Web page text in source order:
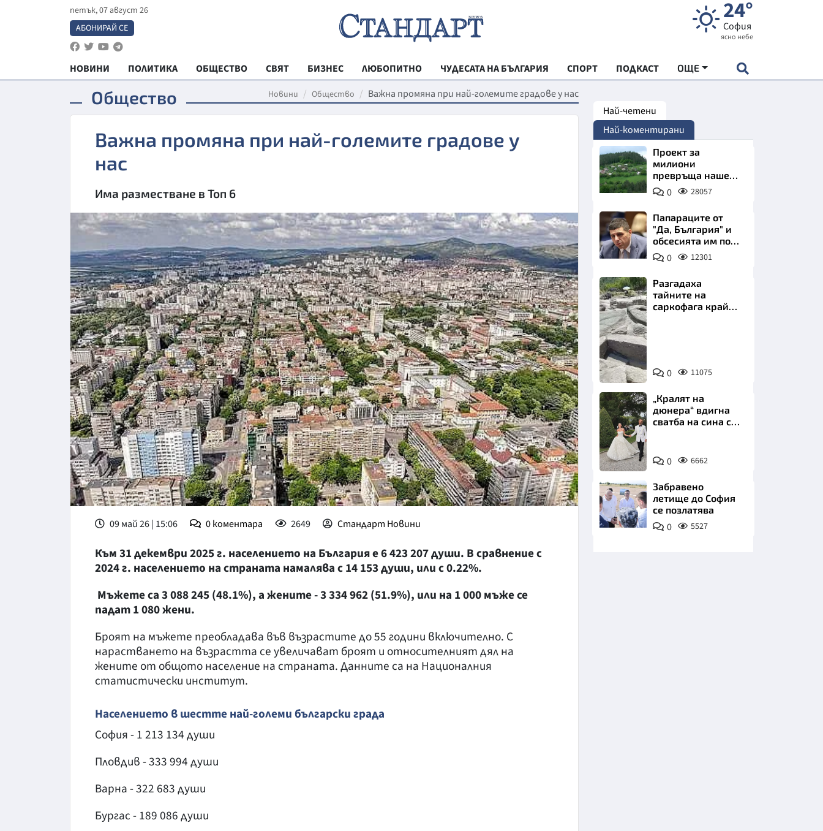
петък, 07 август 26
АБОНИРАЙ СЕ
24°
София
ясно небе
НОВИНИ ПОЛИТИКА ОБЩЕСТВО СВЯТ БИЗНЕС ЛЮБОПИТНО ЧУДЕСАТА НА БЪЛГАРИЯ СПОРТ ПОДКАСТ ОЩЕ
РЕГИОНАЛНИ
ВЕСТНИК СТАНДАРТ
МЛАДЕЖКА АКАДЕМИЯ "ЧУДЕСАТА НА БЪЛГАРИЯ"
ТЕХНОЛОГИИ
ДА!НА БЪЛГАРСКАТА ХРАНА
ДА! НА БЪЛГАРСКАТА ИКОНОМИКА
КУЛТУРА
ПРАВОСЪДИЕ
КРИМИ
КИБЕРЗАЩИТНИЦИ
ВЯРА
ОБЯВИ
ВОЙНАТА В УКРАЙНА
ВРЕМЕТО
Общество Новини Общество Важна промяна при най-големите градове у нас
Важна промяна при най-големите градове у
нас
Има разместване в Топ 6
09 май 26 | 15:06 0коментара 2649 Стандарт Новини
Към 31 декември 2025 г. населението на България е 6 423 207 души. В сравнение с
2024 г. населението на страната намалява с 14 153 души, или с 0.22%.
Мъжете са 3 088 245 (48.1%), а жените - 3 334 962 (51.9%), или на 1 000 мъже се
падат 1 080 жени.
Броят на мъжете преобладава във възрастите до 55 години включително. С
нарастването на възрастта се увеличават броят и относителният дял на
жените от общото население на страната. Данните са на Националния
статистически институт.
Населението в шестте най-големи български града
София - 1 213 134 души
Пловдив - 333 994 души
Варна - 322 683 души
Бургас - 189 086 души
Най-четени
Най-коментирани
Проект за
милиони
превръща наше
село в магнит за
туристи
0 28057
Папараците от
"Да, България" и
обсесията им по
Пеевски
0 12301
Снимка:
Bulgaria
ON
AIR
Разгадаха
тайните на
саркофага край
0 11075
Снимка:
Инстаграм
„Кралят на
дюнера“ вдигна
сватба на сина си
Комо
0 6662
Забравено
летище до София
се позлатява
0 5527